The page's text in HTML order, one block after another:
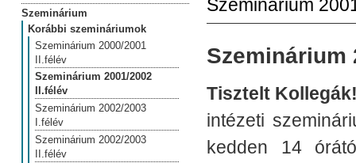
Szeminárium
Szeminárium
Tisztelt
intézeti
kedden 14
Szeminárium
Korábbi szemináriumok
Szeminárium 2000/2001
II.félév
Szeminárium 2001/2002
II.félév
Szeminárium 2002/2003
I.félév
Szeminárium 2002/2003
II.félév